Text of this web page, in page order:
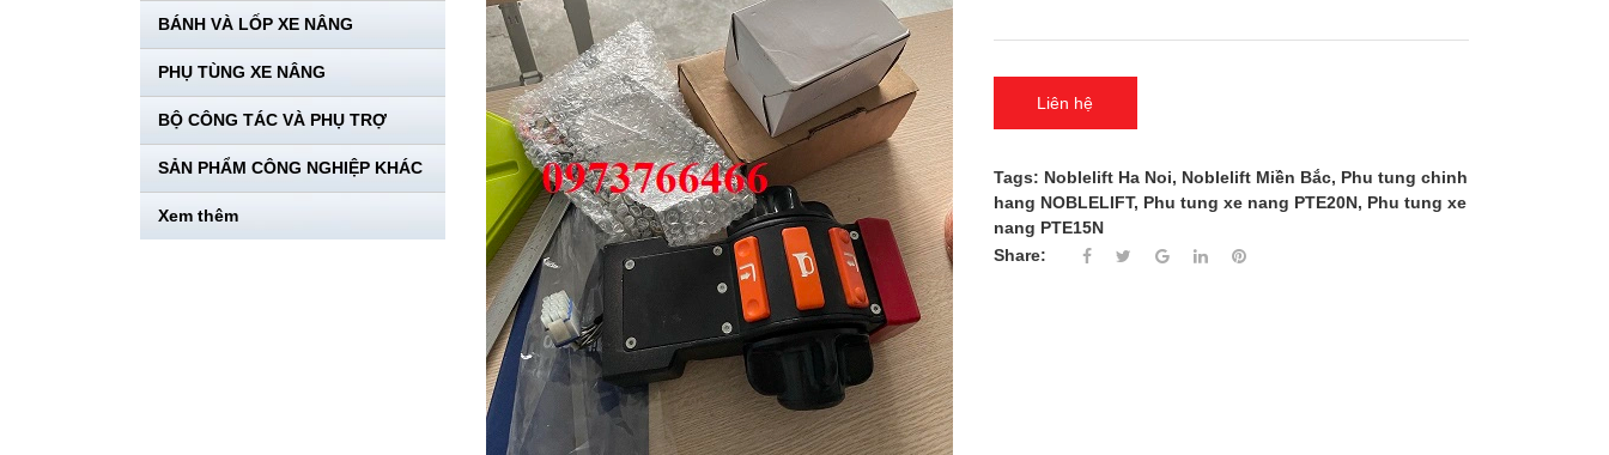
BÁNH VÀ LỐP XE NÂNG
PHỤ TÙNG XE NÂNG
BỘ CÔNG TÁC VÀ PHỤ TRỢ
SẢN PHẨM CÔNG NGHIỆP KHÁC
Xem thêm
Liên hệ
Tags: Noblelift Ha Noi, Noblelift Miền Bắc, Phu tung chinh
hang NOBLELIFT, Phu tung xe nang PTE20N, Phu tung xe
nang PTE15N
Share: